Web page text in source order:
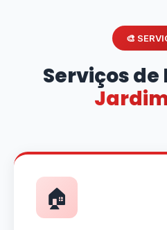
🎨
Serviços
🏠